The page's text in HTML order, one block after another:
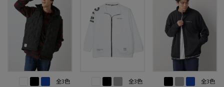
全3色 全3色 全3色